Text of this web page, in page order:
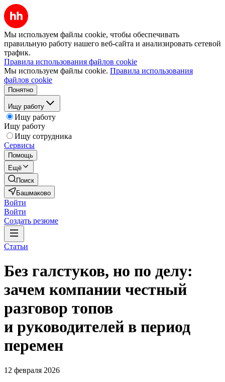
Мы используем файлы cookie, чтобы обеспечивать
правильную работу нашего веб-сайта и анализировать сетевой
трафик.
Правила использования файлов cookie
Мы используем файлы cookie. Правила использования
файлов cookie
Понятно
Ищу работу
Ищу работу
Ищу работу
Ищу сотрудника
Сервисы
Помощь
Ещё
Поиск
Башмаково
Войти
Войти
Создать резюме
Статьи
Без галстуков, но по делу:
зачем компании честный
разговор топов
и руководителей в период
перемен
12 февраля 2026